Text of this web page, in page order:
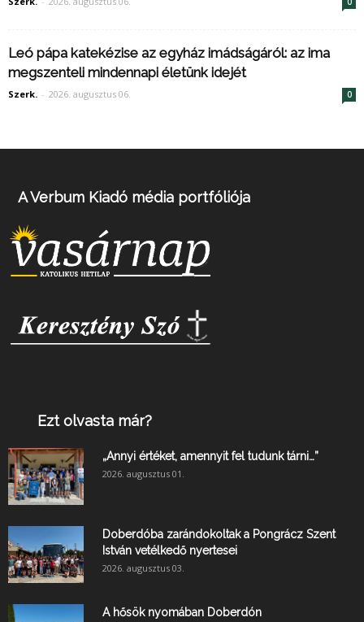
Leó pápa katekézise az egyház imádságáról: az ima
megszenteli mindennapi életünk idejét
Szerk. - 2026. augusztus 06. 0
A Verbum Kiadó média portfóliója
Ezt olvasta már?
„Annyi értéket, amennyit fel tudunk tárni…”
2026. augusztus 01.
Doberdóba zarándokoltak a Pongrácz Szent
István vetélkedő nyertesei
2026. augusztus 03.
A hősök nyomában Doberdón